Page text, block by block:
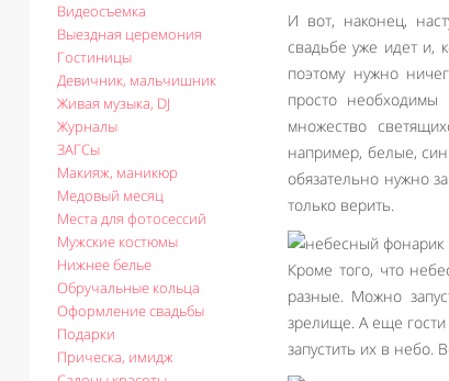
Видеосъемка
Выездная церемония
Гостиницы
Девичник, мальчишник
Живая музыка, DJ
Журналы
ЗАГСы
Макияж, маникюр
Медовый месяц
Места для фотосессий
Мужские костюмы
Нижнее белье
Обручальные кольца
Оформление свадьбы
Подарки
Прическа, имидж
И вот, наконец,
свадьбе уже идет и,
поэтому нужно
просто необходимы
множество
например, белые,
обязательно нужно
только верить.
Кроме того, что
разные. Можно
зрелище. А еще гости
запустить их в небо.